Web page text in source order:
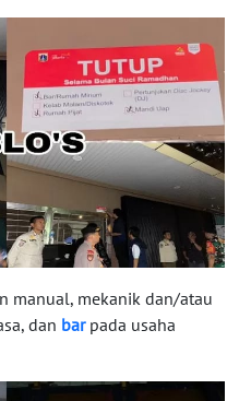
manual, mekanik dan/atau
dan barpada usaha